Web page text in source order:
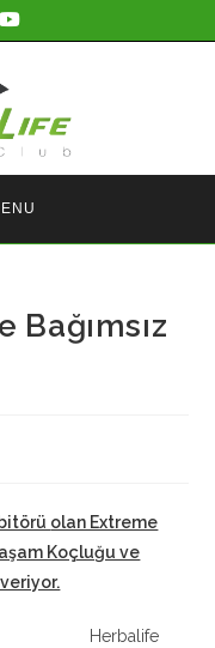
olan Extreme
Koçluğu ve
Herbalife